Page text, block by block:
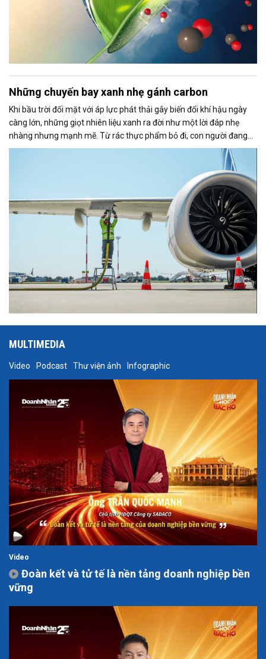
Những chuyến bay xanh nhẹ gánh carbon
Khi bầu trời đối mặt với áp lực phát thải gây biến đổi khí hậu ngày
càng lớn, những giọt nhiên liệu xanh ra đời như một lời đáp nhẹ
nhàng nhưng mạnh mẽ. Từ rác thực phẩm bỏ đi, con người đang
tìm cách nuôi dưỡng giấc mơ bay xanh hơn, sạch hơn và nhẹ gánh
MULTIMEDIA
Video Podcast Thư viện ảnh Infographic
Video
Đoàn kết và tử tế là nền tảng doanh nghiệp bền
vững